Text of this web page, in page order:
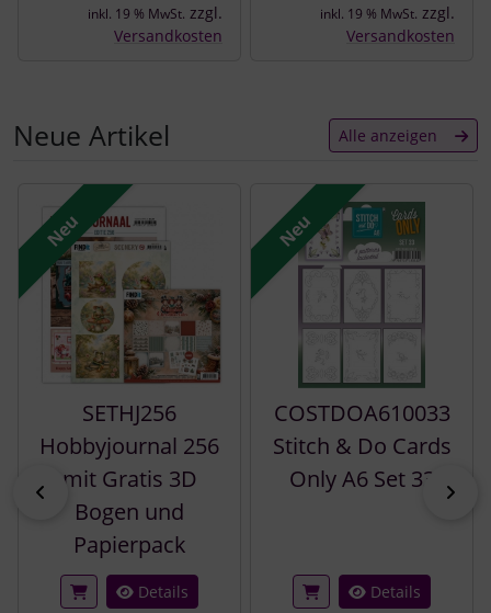
inkl. 19 % MwSt. zzgl.
Versandkosten
inkl. 19 % MwSt. zzgl.
Versandkosten
Neue Artikel Alle anzeigen
Es folgt ein Produktslider - navigieren Sie mit der Tab-
zurück
Neu
SETHJ256
Hobbyjournal 256
mit Gratis 3D
Bogen und
Papierpack
Details
Neu
COSTDOA610033
Stitch & Do Cards
Only A6 Set 33
Details